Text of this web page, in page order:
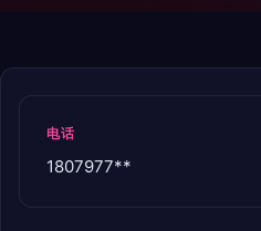
电话
1807977**